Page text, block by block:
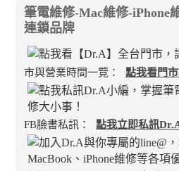
筆電維修-Mac維修-iPhone
連鎖品牌
市與營業時間一覽：
點我看門
FB臉書私訊： 點我立即私訊